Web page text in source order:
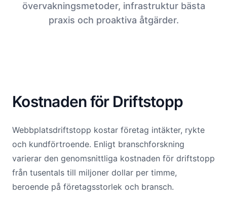
övervakningsmetoder, infrastruktur bästa
praxis och proaktiva åtgärder.
Kostnaden för Driftstopp
Webbplatsdriftstopp kostar företag intäkter, rykte
och kundförtroende. Enligt branschforskning
varierar den genomsnittliga kostnaden för driftstopp
från tusentals till miljoner dollar per timme,
beroende på företagsstorlek och bransch.